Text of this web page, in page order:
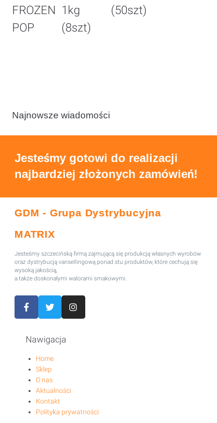
FROZEN
POP
1kg
(8szt)
(50szt)
Najnowsze wiadomości
Jesteśmy gotowi do realizacji
najbardziej złożonych zamówień!
GDM - Grupa Dystrybucyjna
MATRIX
Jesteśmy szczecińską firmą zajmującą się produkcją własnych wyrobów
oraz dystrybucją vansellingową ponad stu produktów, które cechują się
wysoką jakością,
a także doskonałymi walorami smakowymi.
Nawigacja
Home
Sklep
O nas
Aktualności
Kontakt
Polityka prywatności